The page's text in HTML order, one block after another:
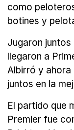
como
botines y
Jugaron
llegaron a
Albirró y
juntos en la
El partido que
Premier fue